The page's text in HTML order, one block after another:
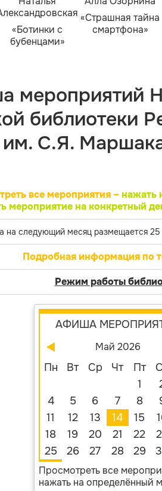
«Ботинки с
бубенцами»
«Страшная тайна
смартфона»
мероприятий
библиотеки
С.Я.
все мероприятия – нажать
мероприятие на конкретный
на следующий месяц размещается 25
Подробная информация по
Режим работы
АФИША
Май 2026
Пн Вт Ср Чт Пт
1
4
5 6 7 8
11
12 13 14 15
18
19 20 21 22
25
26 27 28 29
Просмотреть все
нажать на определённый